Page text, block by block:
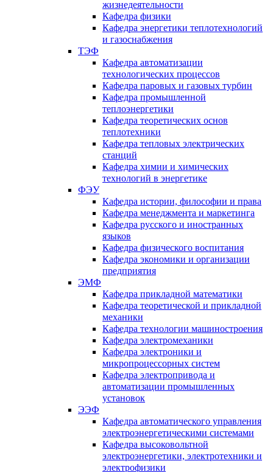
жизнедеятельности
Кафедра физики
Кафедра энергетики теплотехнологий
и газоснабжения
ТЭФ
Кафедра автоматизации
технологических процессов
Кафедра паровых и газовых турбин
Кафедра промышленной
теплоэнергетики
Кафедра теоретических основ
теплотехники
Кафедра тепловых электрических
станций
Кафедра химии и химических
технологий в энергетике
ФЭУ
Кафедра истории, философии и права
Кафедра менеджмента и маркетинга
Кафедра русского и иностранных
языков
Кафедра физического воспитания
Кафедра экономики и организации
предприятия
ЭМФ
Кафедра прикладной математики
Кафедра теоретической и прикладной
механики
Кафедра технологии машиностроения
Кафедра электромеханики
Кафедра электроники и
микропроцессорных систем
Кафедра электропривода и
автоматизации промышленных
установок
ЭЭФ
Кафедра автоматического управления
электроэнергетическими системами
Кафедра высоковольтной
электроэнергетики, электротехники и
электрофизики